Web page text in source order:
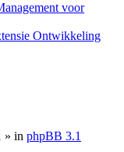
voor
Ontwikkeling
» in phpBB 3.1